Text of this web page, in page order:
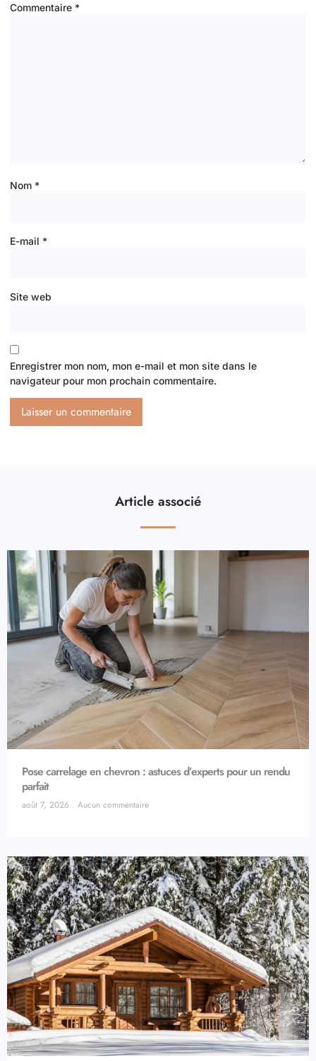
Commentaire *
Nom *
E-mail *
Site web
Enregistrer mon nom, mon e-mail et mon site dans le
navigateur pour mon prochain commentaire.
Article associé
Pose carrelage en chevron : astuces d’experts pour un rendu
parfait
août 7, 2026 Aucun commentaire